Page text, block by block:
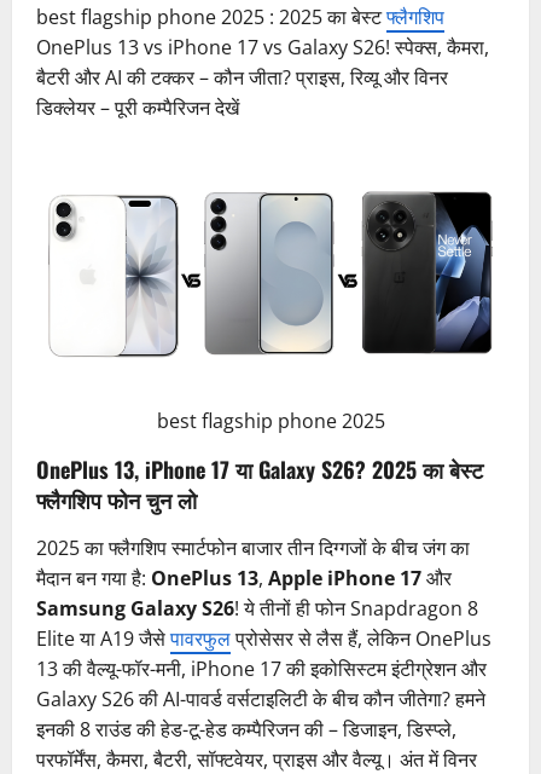
best flagship phone 2025 : 2025 का बेस्टफ्लैगशिप
OnePlus 13 vs iPhone 17 vs Galaxy S26! स्पेक्स, कैमरा,
बैटरी और AI की टक्कर – कौन जीता? प्राइस, रिव्यू और विनर
डिक्लेयर – पूरी कम्पैरिजन देखें
best flagship phone 2025
OnePlus 13, iPhone 17 या Galaxy S26? 2025 का बेस्ट
फ्लैगशिप फोन चुन लो
2025 का फ्लैगशिप स्मार्टफोन बाजार तीन दिग्गजों के बीच जंग का
मैदान बन गया है: OnePlus 13, Apple iPhone 17और
Samsung Galaxy S26! ये तीनों ही फोन Snapdragon 8
Elite या A19 जैसेपावरफुलप्रोसेसर से लैस हैं, लेकिन OnePlus
13 की वैल्यू-फॉर-मनी, iPhone 17 की इकोसिस्टम इंटीग्रेशन और
Galaxy S26 की AI-पावर्ड वर्सटाइलिटी के बीच कौन जीतेगा? हमने
इनकी 8 राउंड की हेड-टू-हेड कम्पैरिजन की – डिजाइन, डिस्प्ले,
परफॉर्मेंस, कैमरा, बैटरी, सॉफ्टवेयर, प्राइस और वैल्यू। अंत में विनर